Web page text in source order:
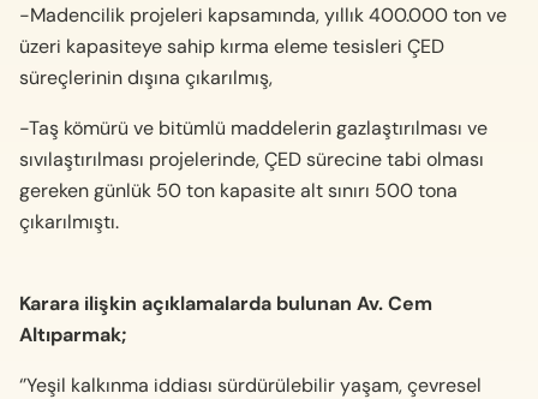
-Madencilik projeleri kapsamında, yıllık 400.000 ton ve
üzeri kapasiteye sahip kırma eleme tesisleri ÇED
süreçlerinin dışına çıkarılmış,
-Taş kömürü ve bitümlü maddelerin gazlaştırılması ve
sıvılaştırılması projelerinde, ÇED sürecine tabi olması
gereken günlük 50 ton kapasite alt sınırı 500 tona
çıkarılmıştı.
Karara ilişkin açıklamalarda bulunan Av. Cem
Altıparmak;
‘’Yeşil kalkınma iddiası sürdürülebilir yaşam, çevresel